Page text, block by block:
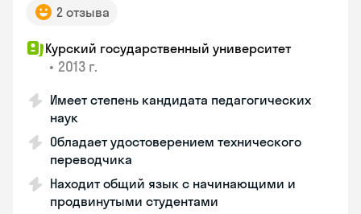
2 отзыва
Курский государственный университет
• 2013 г.
Имеет степень кандидата педагогических
наук
Обладает удостоверением технического
переводчика
Находит общий язык с начинающими и
продвинутыми студентами